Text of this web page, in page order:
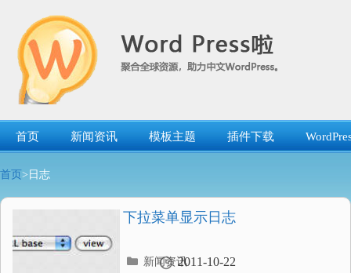
首页 新闻资讯 模板主题 插件下载
首页 >日志
下拉菜单显示日志
2011-10-22
分
新闻资讯